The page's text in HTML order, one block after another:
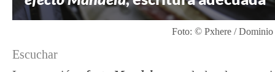
Foto: © Pxhere /
Escuchar